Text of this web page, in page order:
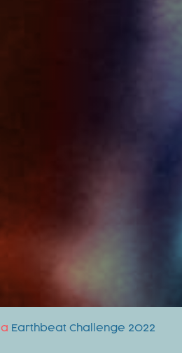
Earthbeat Challenge 2022